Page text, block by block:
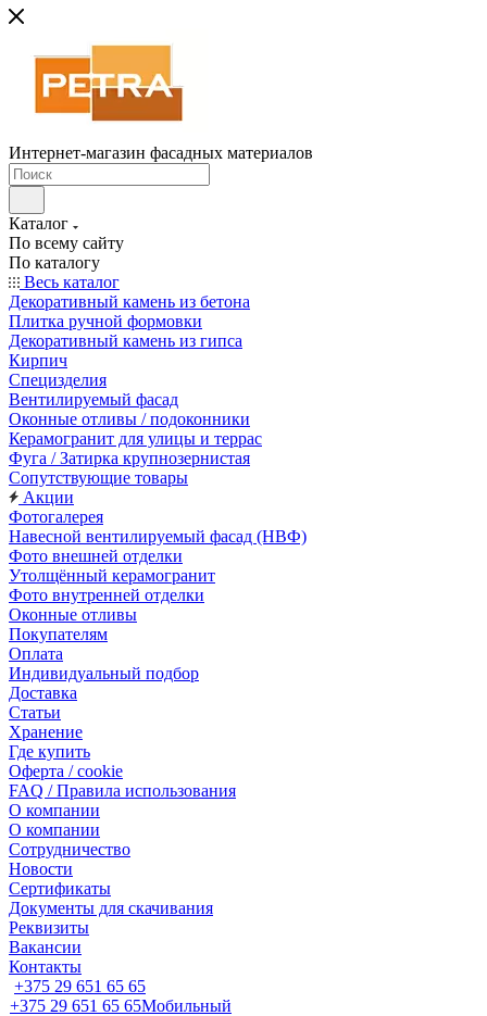
Интернет-магазин фасадных материалов
Каталог
По всему сайту
По каталогу
Весь каталог
Декоративный камень из бетона
Плитка ручной формовки
Декоративный камень из гипса
Кирпич
Специзделия
Вентилируемый фасад
Оконные отливы / подоконники
Керамогранит для улицы и террас
Фуга / Затирка крупнозернистая
Сопутствующие товары
Акции
Фотогалерея
Навесной вентилируемый фасад (НВФ)
Фото внешней отделки
Утолщённый керамогранит
Фото внутренней отделки
Оконные отливы
Покупателям
Оплата
Индивидуальный подбор
Доставка
Статьи
Хранение
Где купить
Оферта / cookie
FAQ / Правила использования
О компании
О компании
Сотрудничество
Новости
Сертификаты
Документы для скачивания
Реквизиты
Вакансии
Контакты
+375 29 651 65 65
+375 29 651 65 65Мобильный